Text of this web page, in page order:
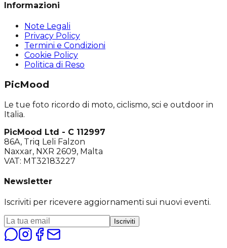
Informazioni
Note Legali
Privacy Policy
Termini e Condizioni
Cookie Policy
Politica di Reso
PicMood
Le tue foto ricordo di moto, ciclismo, sci e outdoor in
Italia.
PicMood Ltd - C 112997
86A, Triq Leli Falzon
Naxxar, NXR 2609, Malta
VAT: MT32183227
Newsletter
Iscriviti per ricevere aggiornamenti sui nuovi eventi.
Iscriviti